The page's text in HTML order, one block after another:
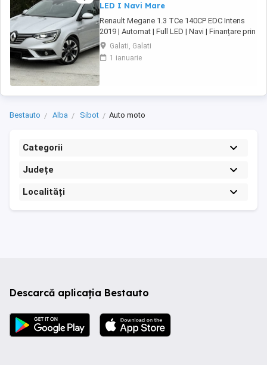
LED I Navi Mare
Renault Megane 1.3 TCe 140CP EDC Intens
2019 | Automat | Full LED | Navi | Finanțare prin
UniCredit Dobândă fixă de la 7,9%* Rate fixe
pe toată perioada finanțării Aprobare rapidă
Garanție inclusă pentru autoturismele eligibile
Galati, Galati
1 ianuarie
Bestauto Alba Sibot Auto moto
Categorii
Județe
Localități
Descarcă aplicația Bestauto